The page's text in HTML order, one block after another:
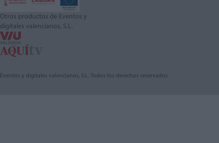
Otros productos de Eventos y
digitales valencianos, S.L.
Eventos y digitales valencianos, S.L. Todos los derechos reservados